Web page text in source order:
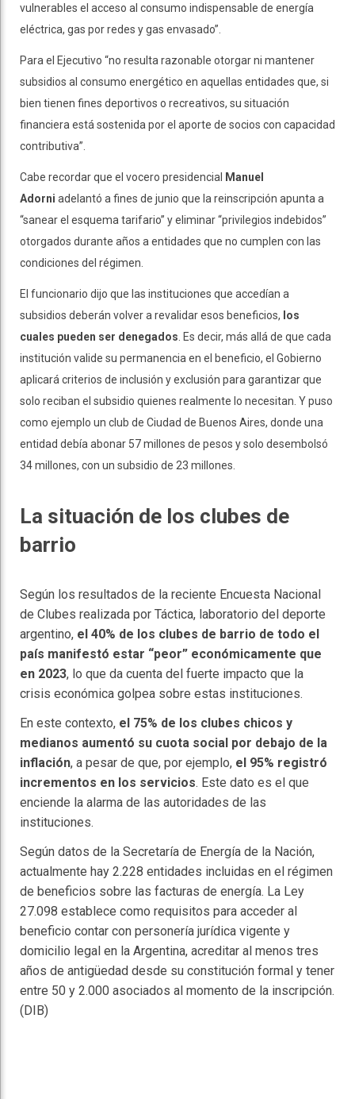
vulnerables el acceso al consumo indispensable de energía
eléctrica, gas por redes y gas envasado”.
Para el Ejecutivo “no resulta razonable otorgar ni mantener
subsidios al consumo energético en aquellas entidades que, si
bien tienen fines deportivos o recreativos, su situación
financiera está sostenida por el aporte de socios con capacidad
contributiva”.
Cabe recordar que el vocero presidencial Manuel
Adorni adelantó a fines de junio que la reinscripción apunta a
“sanear el esquema tarifario” y eliminar “privilegios indebidos”
otorgados durante años a entidades que no cumplen con las
condiciones del régimen.
El funcionario dijo que las instituciones que accedían a
subsidios deberán volver a revalidar esos beneficios, los
cuales pueden ser denegados . Es decir, más allá de que cada
institución valide su permanencia en el beneficio, el Gobierno
aplicará criterios de inclusión y exclusión para garantizar que
solo reciban el subsidio quienes realmente lo necesitan. Y puso
como ejemplo un club de Ciudad de Buenos Aires, donde una
entidad debía abonar 57 millones de pesos y solo desembolsó
34 millones, con un subsidio de 23 millones.
La situación de los clubes de
barrio
Según los resultados de la reciente Encuesta Nacional
de Clubes realizada por Táctica, laboratorio del deporte
argentino, el 40% de los clubes de barrio de todo el
país manifestó estar “peor” económicamente que
en 2023, lo que da cuenta del fuerte impacto que la
crisis económica golpea sobre estas instituciones.
En este contexto, el 75% de los clubes chicos y
medianos aumentó su cuota social por debajo de la
inflación, a pesar de que, por ejemplo, el 95% registró
incrementos en los servicios. Este dato es el que
enciende la alarma de las autoridades de las
instituciones.
Según datos de la Secretaría de Energía de la Nación,
actualmente hay 2.228 entidades incluidas en el régimen
de beneficios sobre las facturas de energía. La Ley
27.098 establece como requisitos para acceder al
beneficio contar con personería jurídica vigente y
domicilio legal en la Argentina, acreditar al menos tres
años de antigüedad desde su constitución formal y tener
entre 50 y 2.000 asociados al momento de la inscripción.
(DIB)